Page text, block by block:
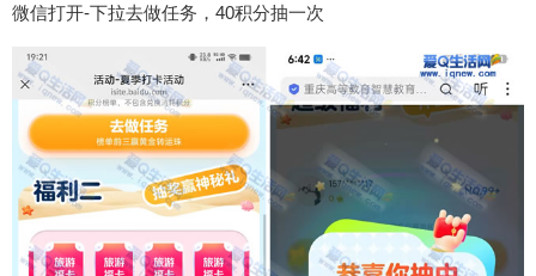
微信打开-下拉去做任务，40积分抽一次